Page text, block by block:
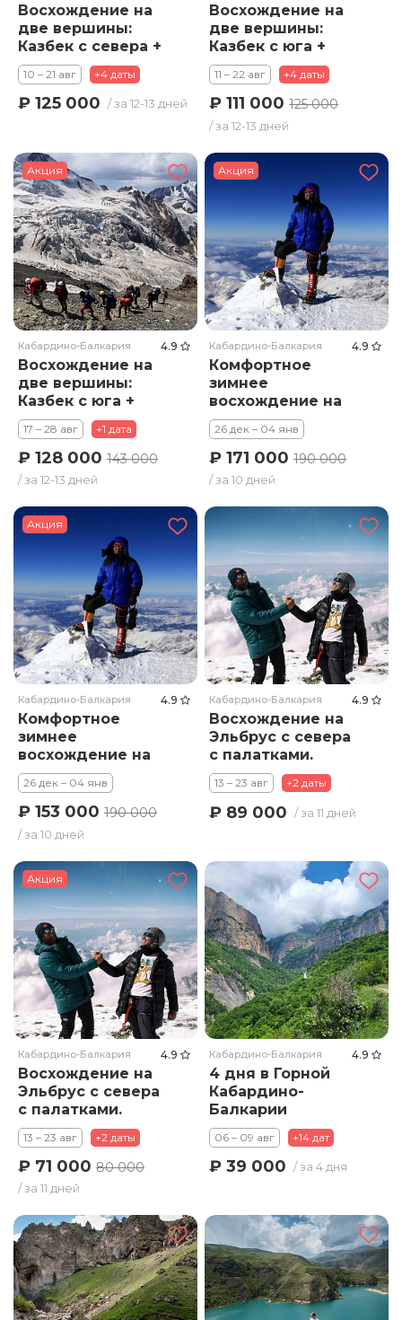
Восхождение на
две вершины:
Казбек с севера +
Эльбрус. Тариф
Премиум
10 – 21 авг +4 даты
₽ 125 000 / за 12-13 дней
Восхождение на
две вершины:
Казбек с юга +
Эльбрус. Тариф
Стандарт
11 – 22 авг +4 даты
₽ 111 000125 000
/ за 12-13 дней
Акция
Кабардино-Балкария 4.9
Восхождение на
две вершины:
Казбек с юга +
Эльбрус. Тариф
Премиум
17 – 28 авг +1 дата
₽ 128 000 143 000
/ за 12-13 дней
Акция
Кабардино-Балкария 4.9
Комфортное
зимнее
восхождение на
Эльбрус с юга .
Тариф Премиум
26 дек – 04 янв
₽ 171 000190 000
/ за 10 дней
Акция
Кабардино-Балкария 4.9
Комфортное
зимнее
восхождение на
Эльбрус с юга .
Тариф Стандарт
26 дек – 04 янв
₽ 153 000 190 000
/ за 10 дней
Кабардино-Балкария 4.9
Восхождение на
Эльбрус с севера
с палатками.
Тариф Премиум
13 – 23 авг +2 даты
₽ 89 000 / за 11 дней
Акция
Кабардино-Балкария 4.9
Восхождение на
Эльбрус с севера
с палатками.
Тариф Стандарт
13 – 23 авг +2 даты
₽ 71 000 80 000
/ за 11 дней
Кабардино-Балкария 4.9
4 дня в Горной
Кабардино-
Балкарии
06 – 09 авг +14 дат
₽ 39 000 / за 4 дня